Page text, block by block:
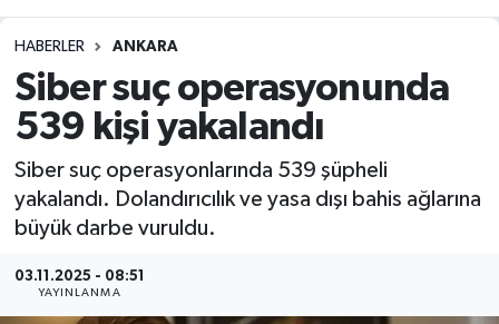
HABERLER ANKARA
Siber suç operasyonunda
539 kişi yakalandı
Siber suç operasyonlarında 539 şüpheli
yakalandı. Dolandırıcılık ve yasa dışı bahis ağlarına
büyük darbe vuruldu.
03.11.2025 - 08:51
YAYINLANMA
Süper Lig Puan Durumu ve Fikstür
Tüm Manşetler
Son Dakika Haberleri
Haber Arşivi